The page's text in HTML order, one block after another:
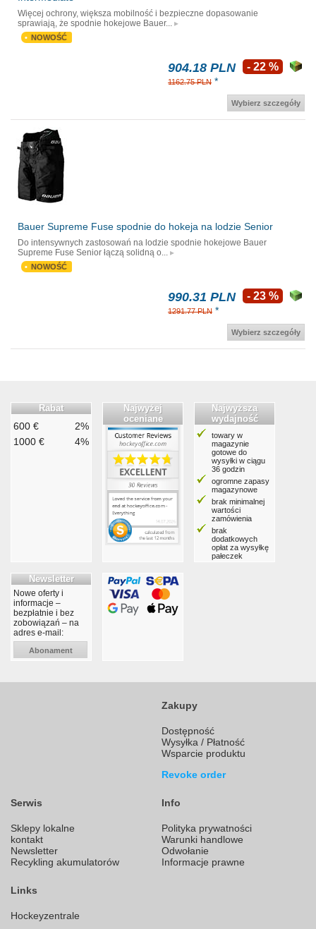
Więcej ochrony, większa mobilność i bezpieczne dopasowanie
sprawiają, że spodnie hokejowe Bauer...
NOWOŚĆ
904.18 PLN
1162.75 PLN *
- 22 %
Wybierz szczegóły
Bauer Supreme Fuse spodnie do hokeja na lodzie Senior
Do intensywnych zastosowań na lodzie spodnie hokejowe Bauer
Supreme Fuse Senior łączą solidną o...
NOWOŚĆ
990.31 PLN
1291.77 PLN *
- 23 %
Wybierz szczegóły
Rabat
600 €
2%
1000 €
4%
Najwyżej
oceniane
Najwyższa
wydajność
towary w
magazynie
gotowe do
wysyłki w ciągu
36 godzin
ogromne zapasy
magazynowe
brak minimalnej
wartości
zamówienia
brak
dodatkowych
opłat za wysyłkę
pałeczek
Newsletter
Nowe oferty i
informacje –
bezpłatnie i bez
zobowiązań – na
adres e-mail:
Abonament
Zakupy
Dostępność
Wysyłka / Płatność
Wsparcie produktu
Revoke order
Serwis
Sklepy lokalne
kontakt
Newsletter
Recykling akumulatorów
Info
Polityka prywatności
Warunki handlowe
Odwołanie
Informacje prawne
Links
Hockeyzentrale